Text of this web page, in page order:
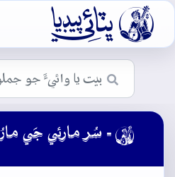

 - سُر مارئي جَي